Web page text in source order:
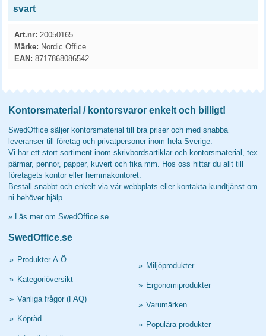
svart
Art.nr: 20050165
Märke: Nordic Office
EAN: 8717868086542
Kontorsmaterial / kontorsvaror enkelt och billigt!
SwedOffice säljer kontorsmaterial till bra priser och med snabba
leveranser till företag och privatpersoner inom hela Sverige.
Vi har ett stort sortiment inom skrivbordsartiklar och kontorsmaterial, tex
pärmar, pennor, papper, kuvert och fika mm. Hos oss hittar du allt till
företagets kontor eller hemmakontoret.
Beställ snabbt och enkelt via vår webbplats eller kontakta kundtjänst om
ni behöver hjälp.
» Läs mer om SwedOffice.se
SwedOffice.se
» Produkter A-Ö
» Kategoriöversikt
» Vanliga frågor (FAQ)
» Köpråd
» Miljöprodukter
» Ergonomiprodukter
» Varumärken
» Populära produkter